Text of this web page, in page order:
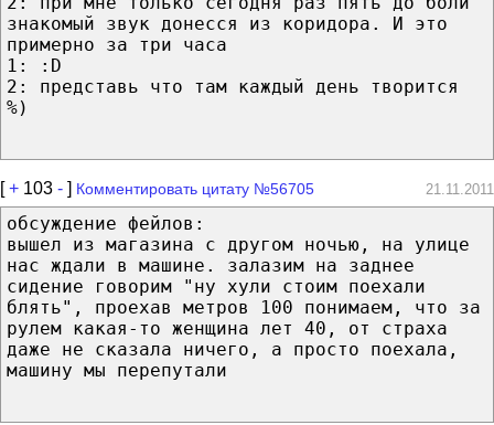
знакомый звук донесся из коридора. И это
примерно за три часа
1: :D
2: представь что там каждый день творится
%)
[+ 103 - ] Комментировать цитату №56705 21.11.2011
обсуждение фейлов:
вышел из магазина с другом ночью, на улице
нас ждали в машине. залазим на заднее
сидение говорим "ну хули стоим поехали
блять", проехав метров 100 понимаем, что за
рулем какая-то женщина лет 40, от страха
даже не сказала ничего, а просто поехала,
машину мы перепутали